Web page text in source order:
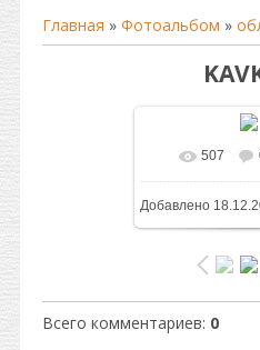
Главная » Фотоальбом »
В
1090x1599/
507
Добавлено
Всего комментариев: 0